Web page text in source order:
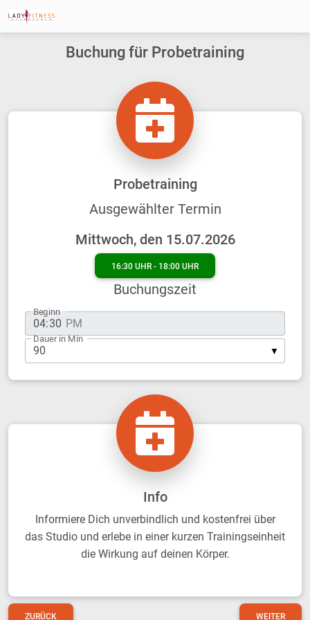
Buchung für Probetraining
Probetraining
Ausgewählter Termin
Mittwoch, den 15.07.2026
16:30 UHR - 18:00 UHR
Buchungszeit
Beginn
Dauer in Min
Info
Informiere Dich unverbindlich und kostenfrei über
das Studio und erlebe in einer kurzen Trainingseinheit
die Wirkung auf deinen Körper.
ZURÜCK WEITER